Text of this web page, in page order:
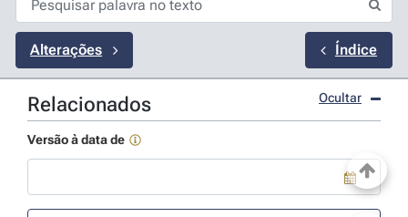
Alterações Índice
Relacionados Ocultar
Versão à data de